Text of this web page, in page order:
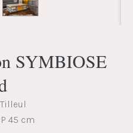
SYMBIOSE
45 cm